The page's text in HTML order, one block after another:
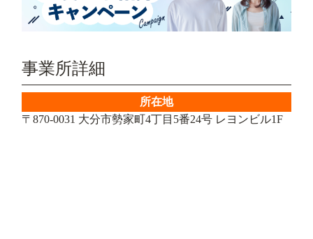
事業所詳細
所在地
〒870-0031 大分市勢家町4丁目5番24号 レヨンビル1F